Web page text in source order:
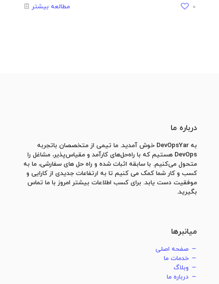
0 مطالعه بیشتر
درباره ما
به DevOpsYar خوش آمدید. ما تیمی از متخصصان باتجربه
DevOps هستیم که با راه‌حل‌های کارآمد و مقیاس‌پذیر، مشاغل را
متحول می‌کنیم. با سابقه اثبات شده و راه حل های سفارشی، ما به
کسب و کار شما کمک می کنیم تا به ارتفاعات جدیدی از کارایی و
موفقیت دست یابد. برای کسب اطلاعات بیشتر امروز با ما تماس
بگیرید.
میانبرها
صفحه اصلی
خدمات ما
وبلاگ
درباره ما